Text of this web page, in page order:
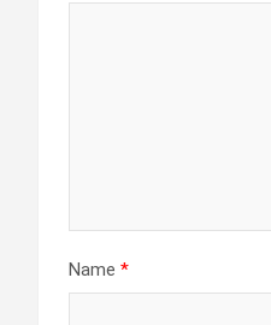
Name *